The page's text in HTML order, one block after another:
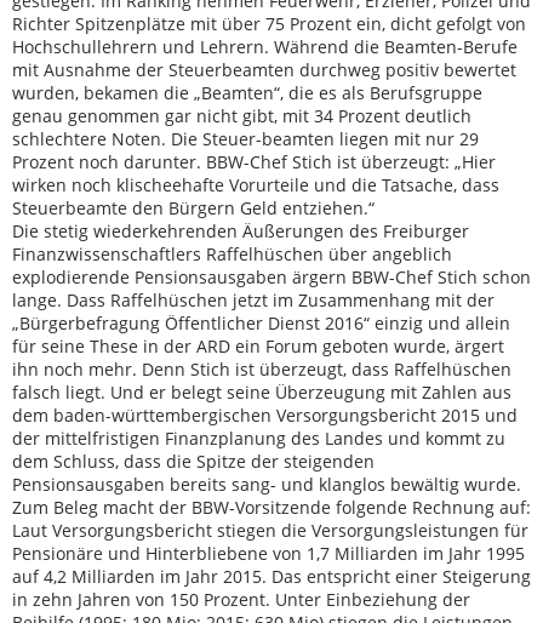
Richter Spitzenplätze mit über 75 Prozent ein, dicht gefolgt von
Hochschullehrern und Lehrern. Während die Beamten-Berufe
mit Ausnahme der Steuerbeamten durchweg positiv bewertet
wurden, bekamen die „Beamten“, die es als Berufsgruppe
genau genommen gar nicht gibt, mit 34 Prozent deutlich
schlechtere Noten. Die Steuer-beamten liegen mit nur 29
Prozent noch darunter. BBW-Chef Stich ist überzeugt: „Hier
wirken noch klischeehafte Vorurteile und die Tatsache, dass
Steuerbeamte den Bürgern Geld entziehen.“
Die stetig wiederkehrenden Äußerungen des Freiburger
Finanzwissenschaftlers Raffelhüschen über angeblich
explodierende Pensionsausgaben ärgern BBW-Chef Stich schon
lange. Dass Raffelhüschen jetzt im Zusammenhang mit der
„Bürgerbefragung Öffentlicher Dienst 2016“ einzig und allein
für seine These in der ARD ein Forum geboten wurde, ärgert
ihn noch mehr. Denn Stich ist überzeugt, dass Raffelhüschen
falsch liegt. Und er belegt seine Überzeugung mit Zahlen aus
dem baden-württembergischen Versorgungsbericht 2015 und
der mittelfristigen Finanzplanung des Landes und kommt zu
dem Schluss, dass die Spitze der steigenden
Pensionsausgaben bereits sang- und klanglos bewältig wurde.
Zum Beleg macht der BBW-Vorsitzende folgende Rechnung auf:
Laut Versorgungsbericht stiegen die Versorgungsleistungen für
Pensionäre und Hinterbliebene von 1,7 Milliarden im Jahr 1995
auf 4,2 Milliarden im Jahr 2015. Das entspricht einer Steigerung
in zehn Jahren von 150 Prozent. Unter Einbeziehung der